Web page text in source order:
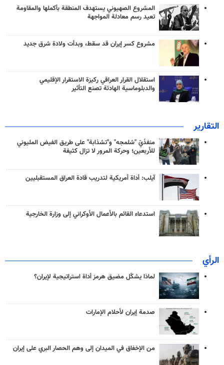
المشروع الصهيوني يستهدف المنطقة بأكملها والمقاومة
تعيد رسم معادلة المواجهة
مشروع كسر إيران قد سقط، وبدأت ولادة شرق جديد
استقلال القرار العراقي ركيزة الاستقرار الإقليمي
والدبلوماسية الهادئة تصنع التأثير
التقارير
منفذَيّ "شلمجه" و"تشذابة" على طريق الفيض المليوني
للأربعين؛ وحركة المرور لا تزال كثيفة
آيلب: أداة أمريكية لتدريب قادة العراق المستقبليين
استدعاء القائم بالأعمال الأوكراني إلى وزارة الخارجية
الرأي
لماذا يشكّل مضيق هرمز أداة استراتيجية لإيران؟
صدمة إيران لأحلام الإمارات
من الإخفاق في الميدان إلى وهم الحصار البري على إيران